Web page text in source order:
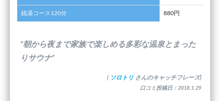
銭湯コース120分 880円
”朝から夜まで家族で楽しめる多彩な温泉とまった
りサウナ”
( ソロトリ さんのキャッチフレーズ)
口コミ投稿日：2018.1.29